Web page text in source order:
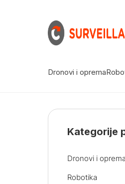
Dronovi i oprema
Kategorije
Dronovi i oprema
Robotika